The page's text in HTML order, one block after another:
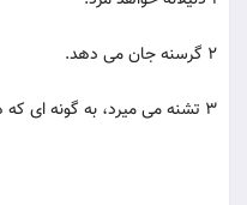
2 گرسنه جان می دهد.
3 تشنه می میرد، به گونه ای که هیچ چیز تشنگی او را برطرف نمی کند.